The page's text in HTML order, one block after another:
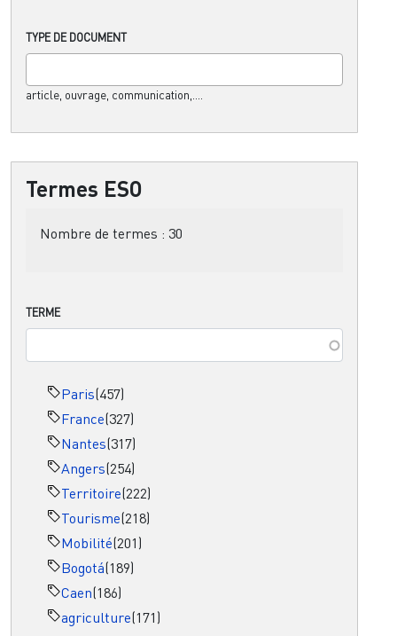
TYPE DE DOCUMENT
article, ouvrage, communication,....
Termes ESO
Nombre de termes : 30
TERME
Paris(457)
France(327)
Nantes(317)
Angers(254)
Territoire(222)
Tourisme(218)
Mobilité(201)
Bogotá(189)
Caen(186)
agriculture(171)